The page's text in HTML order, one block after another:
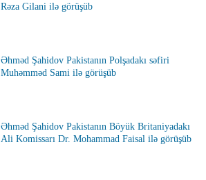
Rəza Gilani ilə görüşüb
Əhməd Şahidov Pakistanın Polşadakı səfiri
Muhəmməd Sami ilə görüşüb
Əhməd Şahidov Pakistanın Böyük Britaniyadakı
Ali Komissarı Dr. Mohammad Faisal ilə görüşüb